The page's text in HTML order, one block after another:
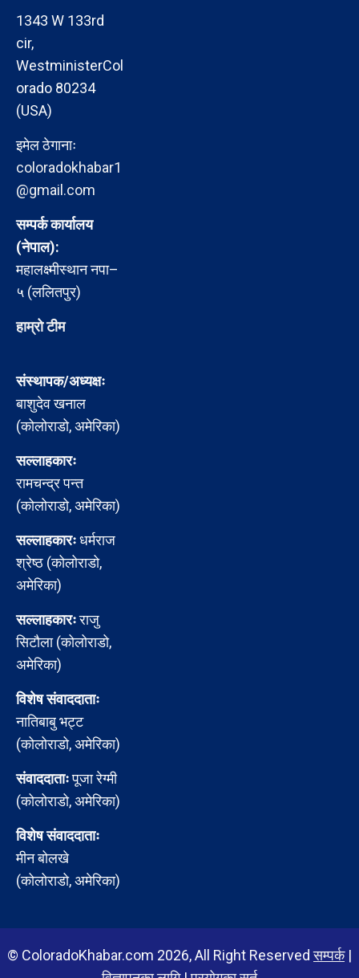
1343 W 133rd
cir,
WestministerCol
orado 80234
(USA)
इमेल ठेगानाः
coloradokhabar1
@gmail.com
सम्पर्क कार्यालय
(नेपाल):
महालक्ष्मीस्थान नपा–
५ (ललितपुर)
हाम्रो टीम
संस्थापक/अध्यक्षः
बाशुदेव खनाल
(कोलोराडो, अमेरिका)
सल्लाहकारः
रामचन्द्र पन्त
(कोलोराडो, अमेरिका)
सल्लाहकारःधर्मराज
श्रेष्ठ (कोलोराडो,
अमेरिका)
सल्लाहकारःराजु
सिटौला (कोलोराडो,
अमेरिका)
विशेष संवाददाताः
नातिबाबु भट्ट
(कोलोराडो, अमेरिका)
संवाददाताःपूजा रेग्मी
(कोलोराडो, अमेरिका)
विशेष संवाददाताः
मीन बोलखे
(कोलोराडो, अमेरिका)
© ColoradoKhabar.com 2026, All Right Reservedसम्पर्क|